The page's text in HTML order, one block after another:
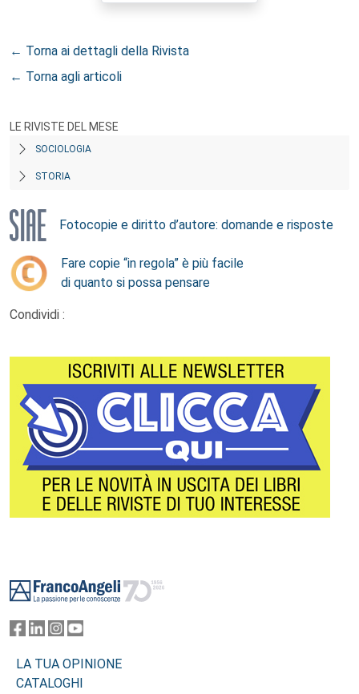
← Torna ai dettagli della Rivista
← Torna agli articoli
LE RIVISTE DEL MESE
SOCIOLOGIA
STORIA
Fotocopie e diritto d’autore: domande e risposte
Fare copie “in regola” è più facile
di quanto si possa pensare
Condividi :
LA TUA OPINIONE
CATALOGHI